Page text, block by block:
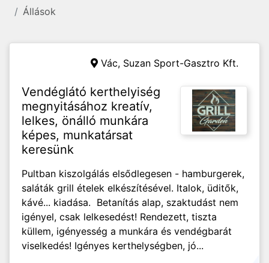
Állások
Vác, Suzan Sport-Gasztro Kft.
Vendéglátó kerthelyiség
megnyitásához kreatív,
lelkes, önálló munkára
képes, munkatársat
keresünk
Pultban kiszolgálás elsődlegesen - hamburgerek,
saláták grill ételek elkészítésével. Italok, üditők,
kávé... kiadása. Betanítás alap, szaktudást nem
igényel, csak lelkesedést! Rendezett, tiszta
küllem, igényesség a munkára és vendégbarát
viselkedés! Igényes kerthelységben, jó...